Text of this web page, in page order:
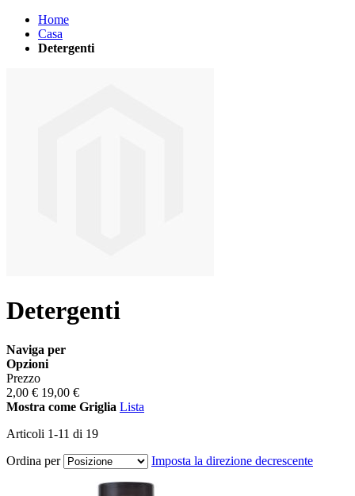
Home
Casa
Detergenti
Detergenti
Naviga per
Opzioni
Prezzo
2,00 € 19,00 €
Mostra come Griglia Lista
Articoli 1-11 di 19
Ordina per
Imposta la direzione decrescente